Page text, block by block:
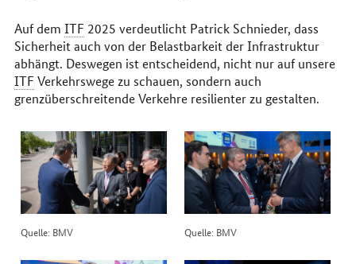
Auf dem ITF 2025 verdeutlicht Patrick Schnieder, dass
Sicherheit auch von der Belastbarkeit der Infrastruktur
abhängt. Deswegen ist entscheidend, nicht nur auf unsere
ITF Verkehrswege zu schauen, sondern auch
grenzüberschreitende Verkehre resilienter zu gestalten.
Quelle: BMV Quelle: BMV